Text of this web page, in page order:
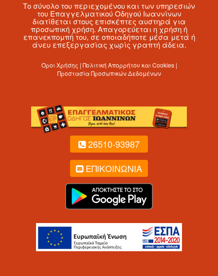
Το σύνολο του περιεχομένου και των υπηρεσιών
του Επαγγελματικού Οδηγού Ιωαννίνων
διατίθεται στους επισκέπτες αυστηρά για
προσωπική χρήση. Απαγορεύεται η χρήση ή
επανεκπομπή του, σε οποιαδήποτε μέσα μετά ή
άνευ επεξεργασίας χωρίς γραπτή άδεια.
Όροι Χρήσης | Πολιτική Απορρήτου και Cookies |
Προστασία Προσωπικών Δεδομένων
26510-93987
ΕΠΙΚΟΙΝΩΝΙΑ